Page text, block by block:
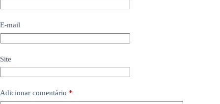
E-mail
Site
Adicionar comentário *